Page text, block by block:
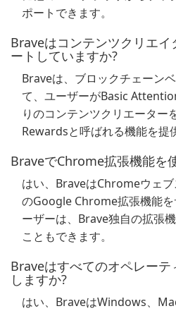
ポートできます。
Braveはコンテンツクリエ
ートしていますか?
Braveは、ブロックチェーン
て、ユーザーがBasic
りのコンテンツクリエーター
Rewardsと呼ばれる機能を提
BraveでChrome拡張機能を
はい、BraveはChromeウェ
のGoogle Chrome拡張機能
ーザーは、Brave独自の拡張
こともできます。
Braveはすべてのオペレー
しますか?
はい、BraveはWindows、